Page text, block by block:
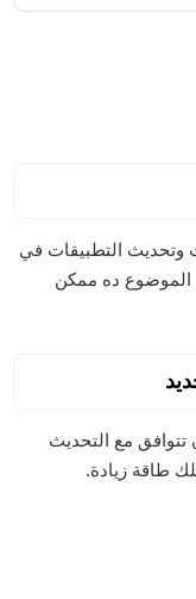
وتحديث التطبيقات في
الموضوع ده ممكن
مع التحديث
طاقة زيادة.